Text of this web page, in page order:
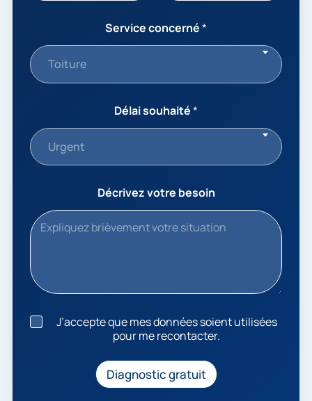
Service concerné*
Toiture
Délai souhaité*
Urgent
Décrivez votre besoin
J
’
J’accepte que mes données soient utilisées
pour me recontacter.
Diagnostic gratuit